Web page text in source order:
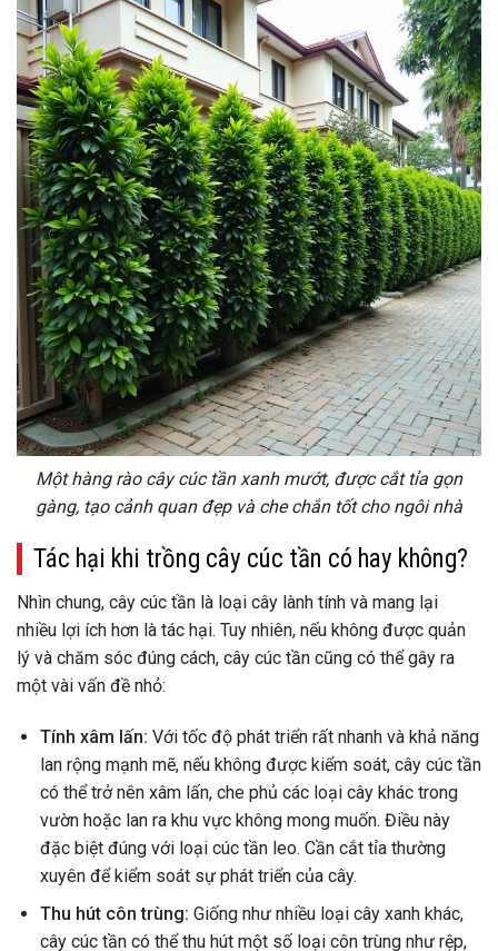
Một hàng rào cây cúc tần xanh mướt, được cắt tỉa gọn
gàng, tạo cảnh quan đẹp và che chắn tốt cho ngôi nhà
Tác hại khi trồng cây cúc tần có hay không?
Nhìn chung, cây cúc tần là loại cây lành tính và mang lại
nhiều lợi ích hơn là tác hại. Tuy nhiên, nếu không được quản
lý và chăm sóc đúng cách, cây cúc tần cũng có thể gây ra
một vài vấn đề nhỏ:
Tính xâm lấn: Với tốc độ phát triển rất nhanh và khả năng
lan rộng mạnh mẽ, nếu không được kiểm soát, cây cúc tần
có thể trở nên xâm lấn, che phủ các loại cây khác trong
vườn hoặc lan ra khu vực không mong muốn. Điều này
đặc biệt đúng với loại cúc tần leo. Cần cắt tỉa thường
xuyên để kiểm soát sự phát triển của cây.
Thu hút côn trùng: Giống như nhiều loại cây xanh khác,
cây cúc tần có thể thu hút một số loại côn trùng như rệp,